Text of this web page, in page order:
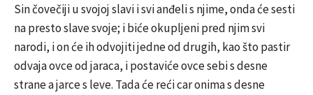
Sin čovečiji u svojoj slavi i svi anđeli s njime, onda će sesti
na presto slave svoje; i biće okupljeni pred njim svi
narodi, i on će ih odvojiti jedne od drugih, kao što pastir
odvaja ovce od jaraca, i postaviće ovce sebi s desne
strane a jarce s leve. Tada će reći car onima s desne